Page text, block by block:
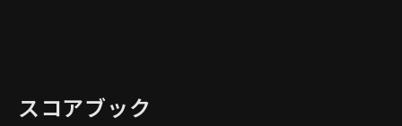
スコアブック